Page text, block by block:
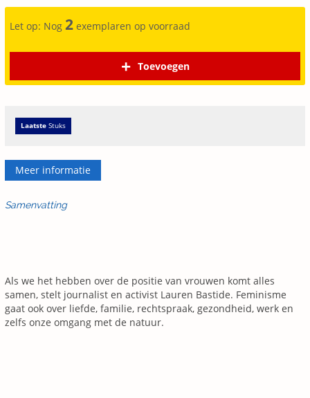
Let op: Nog 2 exemplaren op voorraad
Toevoegen
Laatste Stuks
Meer informatie
Samenvatting
Als we het hebben over de positie van vrouwen komt alles
samen, stelt journalist en activist Lauren Bastide. Feminisme
gaat ook over liefde, familie, rechtspraak, gezondheid, werk en
zelfs onze omgang met de natuur.